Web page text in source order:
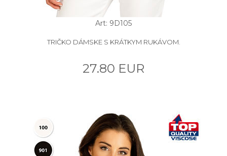
Art: 9D105
TRIČKO DÁMSKE S KRÁTKYM RUKÁVOM.
27.80 EUR